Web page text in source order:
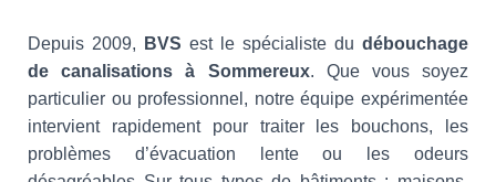
Depuis 2009, BVS est le spécialiste du débouchage
de canalisations à Sommereux. Que vous soyez
particulier ou professionnel, notre équipe expérimentée
intervient rapidement pour traiter les bouchons, les
problèmes d’évacuation lente ou les odeurs